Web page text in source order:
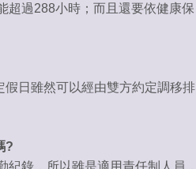
超過288小時；而且還要依健康保
日雖然可以經由雙方約定調移排
?
錄，所以雖是適用責任制人員，